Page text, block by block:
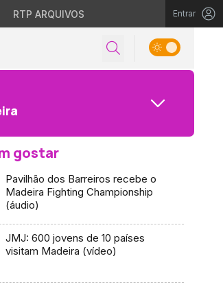
RTP ARQUIVOS Entrar
gostar
Pavilhão dos Barreiros recebe o
Madeira Fighting Championship
(áudio)
JMJ: 600 jovens de 10 países
visitam Madeira (vídeo)